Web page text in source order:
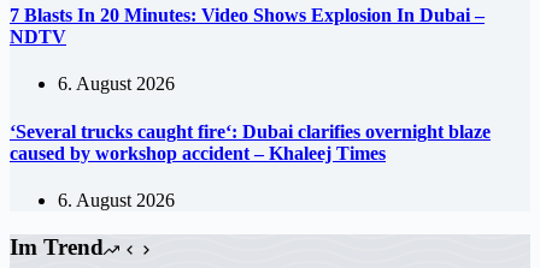
7 Blasts In 20 Minutes: Video Shows Explosion In Dubai –
NDTV
6. August 2026
‘Several trucks caught fire‘: Dubai clarifies overnight blaze
caused by workshop accident – Khaleej Times
6. August 2026
Im Trend